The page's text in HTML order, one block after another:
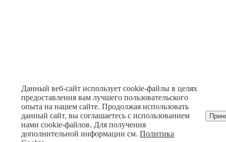
Данный веб-сайт использует cookie-файлы в целях
предоставления вам лучшего пользовательского
опыта на нашем сайте. Продолжая использовать
данный сайт, вы соглашаетесь с использованием
нами cookie-файлов. Для получения
дополнительной информации см.Политика